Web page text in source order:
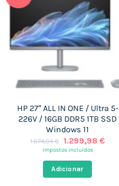
HP 27″ ALL IN ONE / Ultra 5-
226V / 16GB DDR5 1TB SSD
Windows 11
1.674,04€ O
preço
era:
1.674,04 €.
1.299,98 €O
impostos incluídos
Adicionar